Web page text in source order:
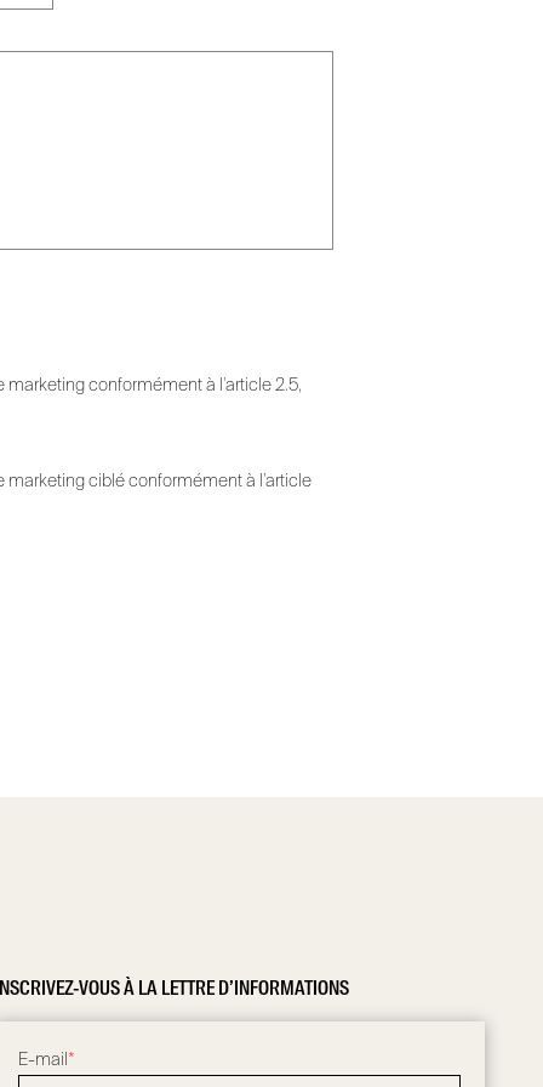
conformément à l’article 2.5,
ciblé conformément à l’article
VOUS À LA LETTRE D’INFORMATIONS
E-mail*